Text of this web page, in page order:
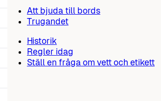
Att bjuda till bords
Trugandet
Historik
Regler idag
Ställ en fråga om vett och etikett